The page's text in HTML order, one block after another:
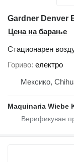
Gardner Denver
Цена на барање
Стационарен
Гориво електро
Мексико,
Maquinaria Wiebe